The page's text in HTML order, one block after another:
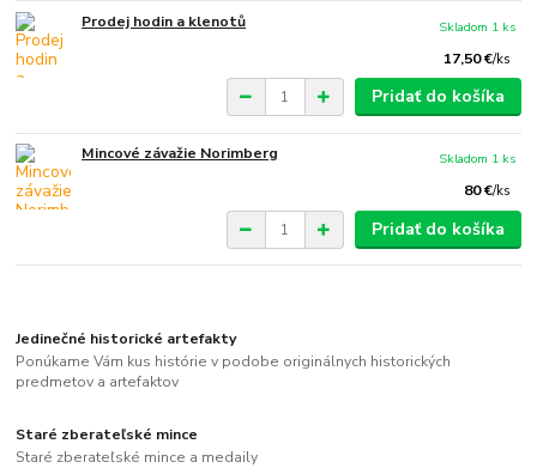
Prodej hodin a klenotů
17,50 €/ks
Skladom 1 ks
Pridať do košíka
Mincové závažie Norimberg
80 €/ks
Skladom 1 ks
Pridať do košíka
Jedinečné historické artefakty
Ponúkame Vám kus histórie v podobe originálnych historických
predmetov a artefaktov
Staré zberateľské mince
Staré zberateľské mince a medaily